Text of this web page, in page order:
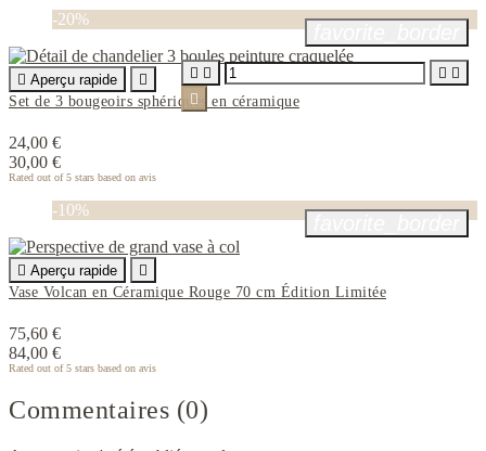
-20%
 Aperçu rapide

Set de 3 bougeoirs sphériques en céramique
24,00 €
30,00 €
Rated out of 5 stars based on avis
   

-10%
 Aperçu rapide

Vase Volcan en Céramique Rouge 70 cm Édition Limitée
75,60 €
84,00 €
Rated out of 5 stars based on avis
Commentaires (0)